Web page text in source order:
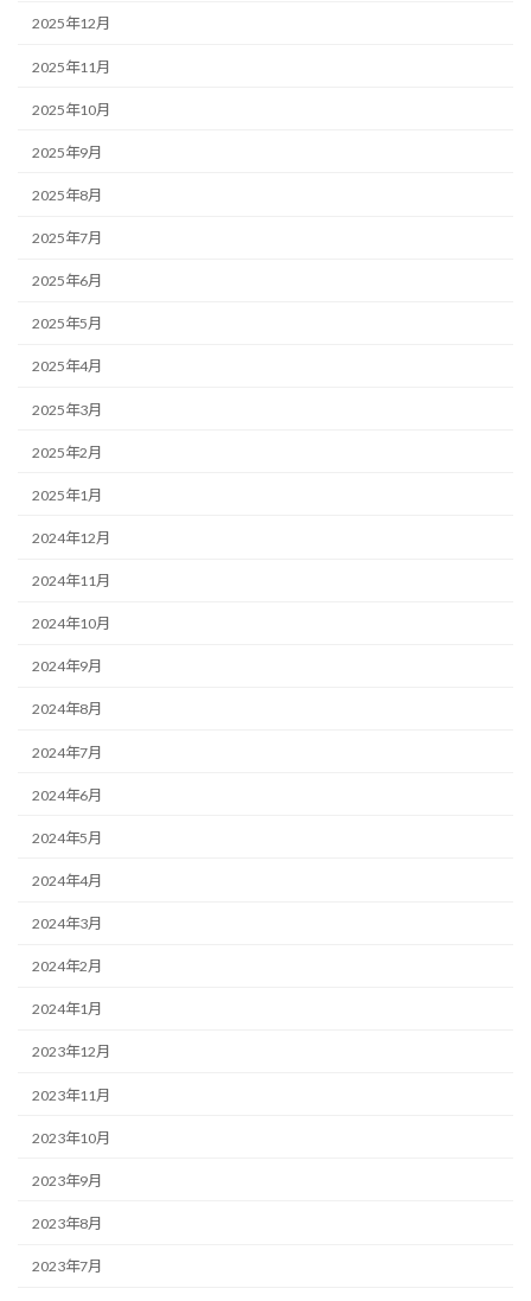
2025年12月
2025年11月
2025年10月
2025年9月
2025年8月
2025年7月
2025年6月
2025年5月
2025年4月
2025年3月
2025年2月
2025年1月
2024年12月
2024年11月
2024年10月
2024年9月
2024年8月
2024年7月
2024年6月
2024年5月
2024年4月
2024年3月
2024年2月
2024年1月
2023年12月
2023年11月
2023年10月
2023年9月
2023年8月
2023年7月